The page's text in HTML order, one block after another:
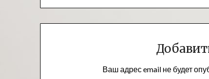
по
записям
Ваш адрес email не будет